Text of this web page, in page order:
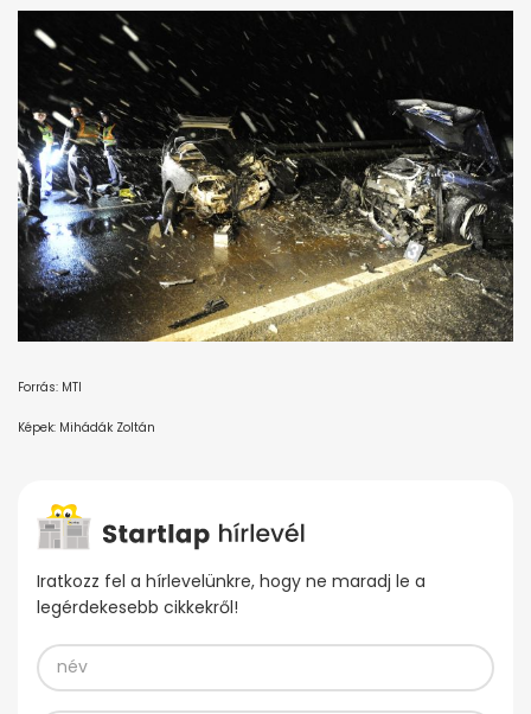
Forrás: MTI
Képek: Mihádák Zoltán
Iratkozz fel a hírlevelünkre, hogy ne maradj le a
legérdekesebb cikkekről!